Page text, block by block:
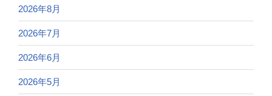
2026年8月
2026年7月
2026年6月
2026年5月